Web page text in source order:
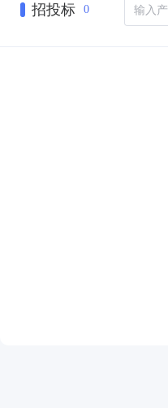
招投标 0